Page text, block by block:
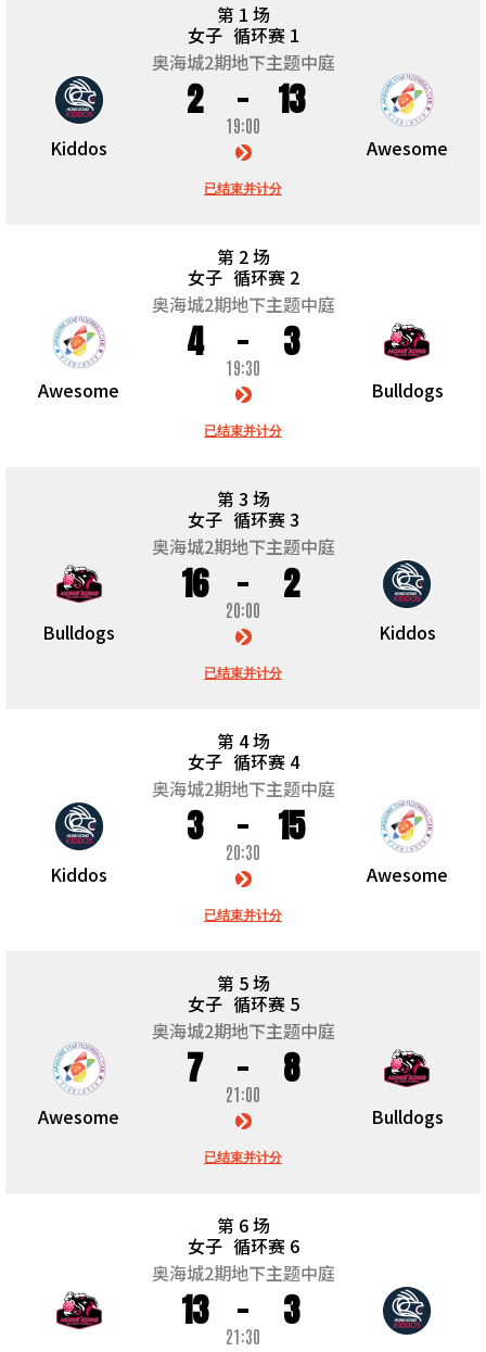
第 1 场
女子 循环赛 1
奥海城2期地下主题中庭
Kiddos
2 13
19:00
已结束并计分
Awesome
第 2 场
女子 循环赛 2
奥海城2期地下主题中庭
Awesome
4 3
19:30
已结束并计分
Bulldogs
第 3 场
女子 循环赛 3
奥海城2期地下主题中庭
Bulldogs
16 2
20:00
已结束并计分
Kiddos
第 4 场
女子 循环赛 4
奥海城2期地下主题中庭
Kiddos
3 15
20:30
已结束并计分
Awesome
第 5 场
女子 循环赛 5
奥海城2期地下主题中庭
Awesome
7 8
21:00
已结束并计分
Bulldogs
第 6 场
女子 循环赛 6
奥海城2期地下主题中庭
13 3
21:30